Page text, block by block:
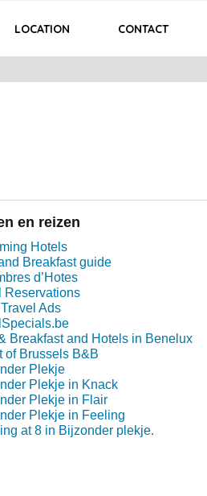
LOCATION CONTACT
en reizen
Hotels
Breakfast guide
d’Hotes
Reservations
Ads
Breakfast and Hotels in Benelux
of Brussels B&B
Plekje
Plekje in Knack
Plekje in Flair
Plekje in Feeling
at 8 in Bijzonder plekje.